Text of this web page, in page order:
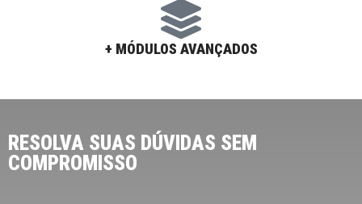
+ MÓDULOS AVANÇADOS
RESOLVA SUAS DÚVIDAS SEM
COMPROMISSO